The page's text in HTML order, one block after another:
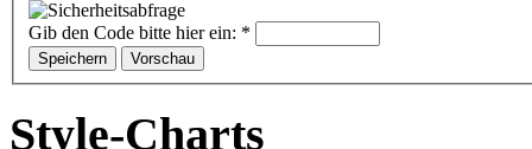
Gib den Code bitte hier ein: *
Style-Charts